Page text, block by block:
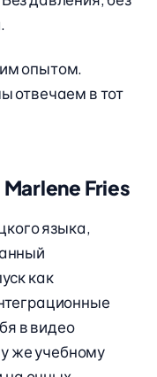
опытом.
отвечаем в тот
Fries
языка,
как
в видео
же учебному